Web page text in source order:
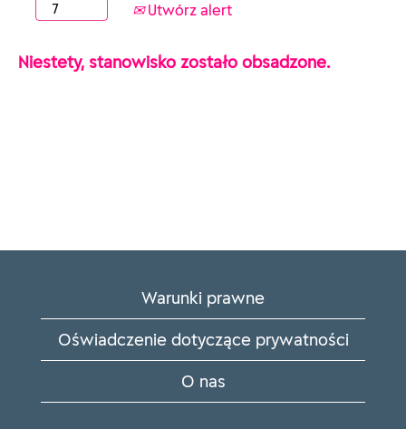
Utwórz alert
Niestety, stanowisko zostało obsadzone.
Warunki prawne
Oświadczenie dotyczące prywatności
O nas